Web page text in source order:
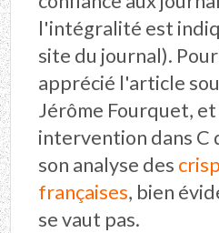
l'intégralité est
site du journal).
apprécié l'article
Jérôme Fourquet,
intervention dans C
son analyse des
françaises, bien
se vaut pas.